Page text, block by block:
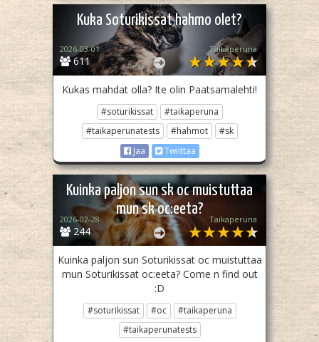
Kuka Soturikissat hahmo olet?
611
2026-03-01 Taikaperuna
Kukas mahdat olla? Ite olin Paatsamalehti!
#soturikissat
#taikaperuna
#taikaperunatests
#hahmot
#sk
Jaa
Twiittaa
Kuinka paljon sun sk oc muistuttaa
mun sk oc:eeta?
244
2026-02-28 Taikaperuna
Kuinka paljon sun Soturikissat oc muistuttaa
mun Soturikissat oc:eeta? Come n find out
:D
#soturikissat #oc
#taikaperuna
#taikaperunatests